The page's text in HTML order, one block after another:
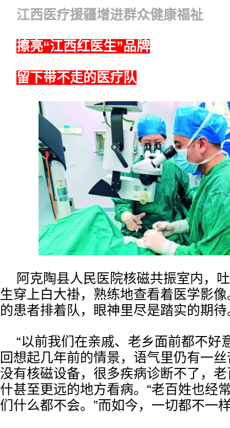
江西医疗援疆增进群众健康福祉
擦亮“江西红医生”品牌
留下带不走的医疗队
阿克陶县人民医院核磁共振室内，
生穿上白大褂，熟练地查看着医学影
的患者排着队，眼神里尽是踏实的期待
“以前我们在亲戚、老乡面前都不好
回想起几年前的情景，语气里仍有一
没有核磁设备，很多疾病诊断不了，
什甚至更远的地方看病。“老百姓也经
们什么都不会。”而如今，一切都不一